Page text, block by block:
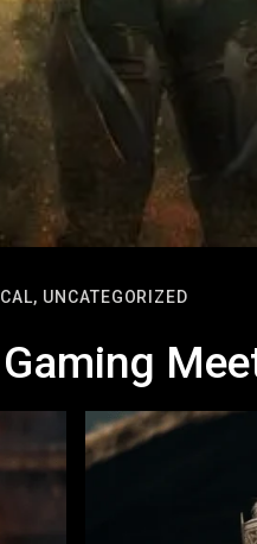
UNCATEGORIZED